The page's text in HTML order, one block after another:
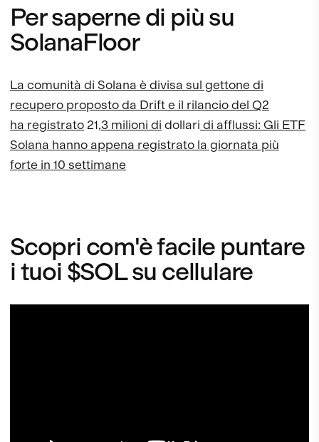
Per saperne di più su
SolanaFloor
La comunità di Solana è divisa sul gettone di
recupero proposto da Drift e il rilancio del Q2
ha registrato21,3 milioni di dollari di afflussi: Gli ETF
Solana hanno appena registrato la giornata più
forte in 10 settimane
Scopri com'è facile puntare
i tuoi $SOL su cellulare